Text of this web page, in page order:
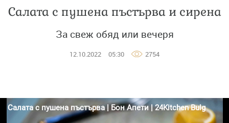
Салата с пушена пъстърва и сирена
За свеж обяд или вечеря
12.10.2022 05:30 2754